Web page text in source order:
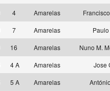
4 Amarelas
7 Amarelas
16 Amarelas
Nuno M.
4 A Amarelas
Jose
5 A Amarelas